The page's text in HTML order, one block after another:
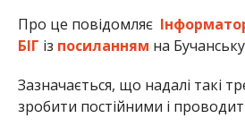
Про це повідомляє
БІГ із посиланням на
Зазначається, що надалі такі
зробити постійними і